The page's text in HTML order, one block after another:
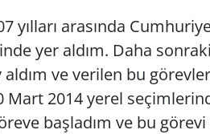
yılları arasında
yer aldım. Daha
ve verilen bu
Mart 2014 yerel
başladım ve bu